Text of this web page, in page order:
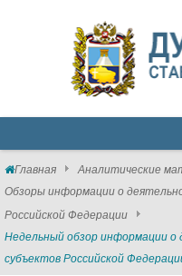
Главная
Аналитические
Обзоры информации о
Российской Федерации
Недельный обзор информации о
субъектов Российской